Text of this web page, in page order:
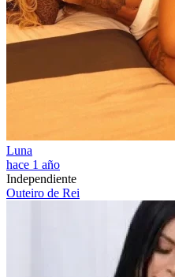
Luna
hace 1 año
Independiente
Outeiro de Rei